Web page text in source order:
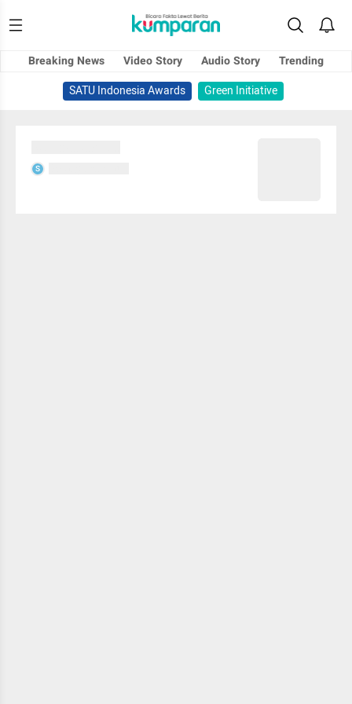
Breaking News Video Story Audio Story
Trending
SATU Indonesia Awards
Green Initiative
S